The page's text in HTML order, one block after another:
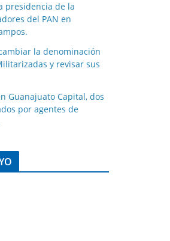
presidencia de la
del PAN en
la denominación
y revisar sus
Guanajuato Capital, dos
por agentes de